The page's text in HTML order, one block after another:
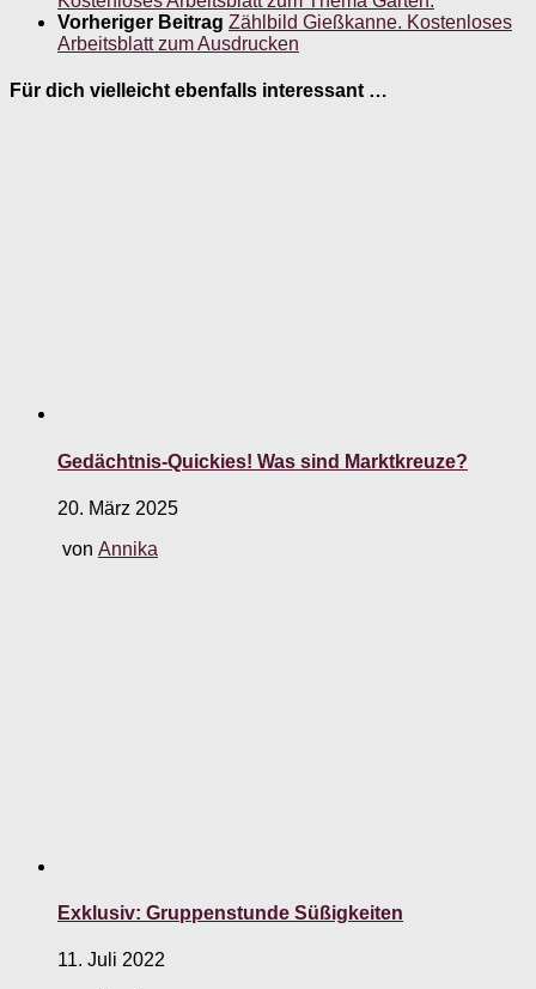
Vorheriger Beitrag Zählbild Gießkanne. Kostenloses
Arbeitsblatt zum Ausdrucken
Für dich vielleicht ebenfalls interessant …
Gedächtnis-Quickies! Was sind Marktkreuze?
20. März 2025
von Annika
Exklusiv: Gruppenstunde Süßigkeiten
11. Juli 2022